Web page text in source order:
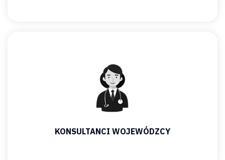
KONSULTANCI WOJEWÓDZCY